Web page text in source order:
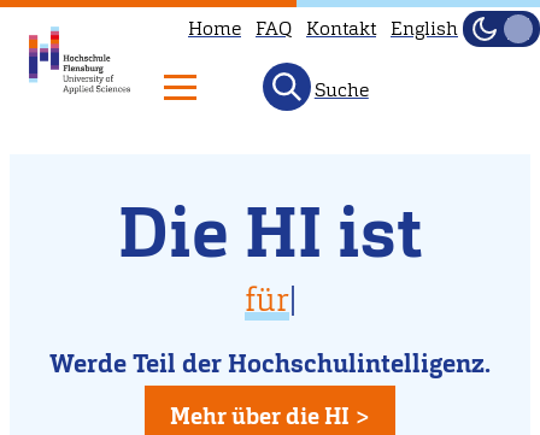
Home FAQ Kontakt English
Hell
Suche
Flensburg
Die HI ist
kreativ
für Di
Werde Teil der Hochschulintelligenz.
Mehr über die HI >